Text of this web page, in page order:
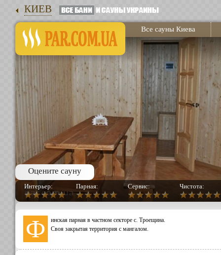
КИЕВ
Все сауны Киева
Оцените сауну
Интерьер: Парная: Сервис: Чистота:
Ф
инская парная в частном секторе с. Троещина.
Своя закрытая территория с мангалом.